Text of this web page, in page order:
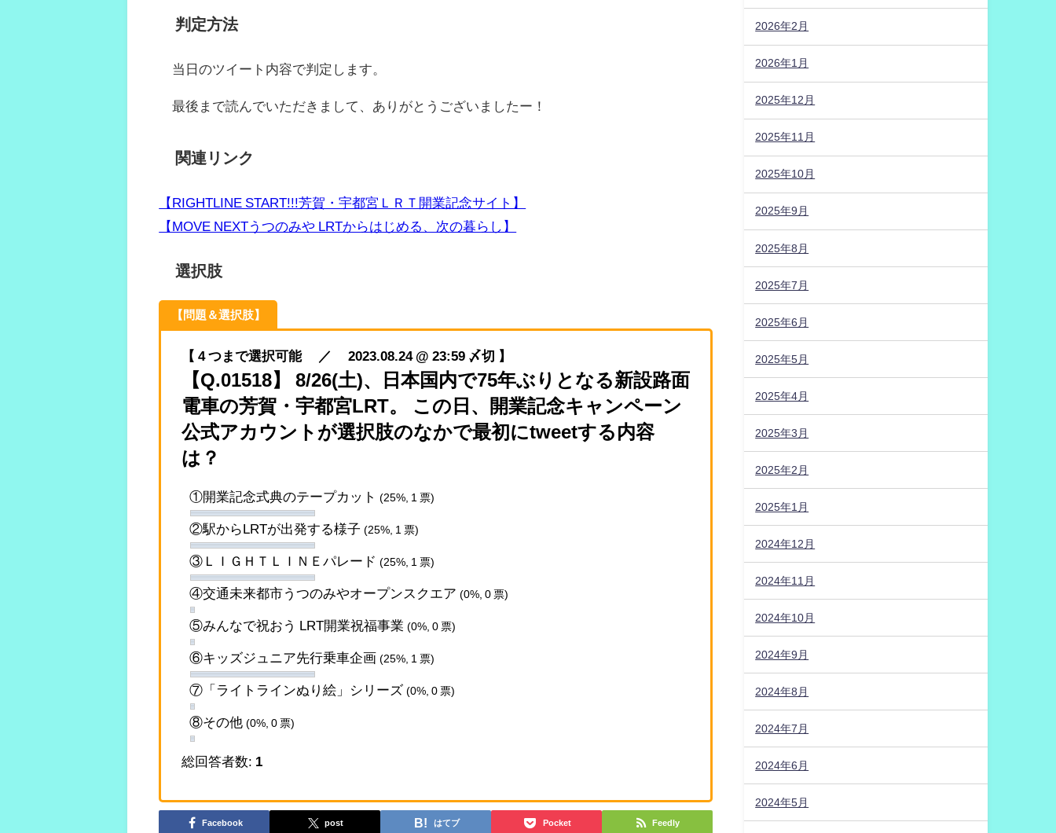
判定方法
当日のツイート内容で判定します。
最後まで読んでいただきまして、ありがとうございましたー！
関連リンク
【RIGHTLINE START!!!芳賀・宇都宮ＬＲＴ開業記念サイト】
【MOVE NEXTうつのみや LRTからはじめる、次の暮らし】
選択肢
【問題＆選択肢】
【 4 つまで選択可能 ／ 2023.08.24 @ 23:59 〆切 】
【Q.01518】 8/26(土)、日本国内で75年ぶりとなる新設路面
電車の芳賀・宇都宮LRT。 この日、開業記念キャンペーン
公式アカウントが選択肢のなかで最初にtweetする内容
は？
①開業記念式典のテープカット (25%, 1 票)
②駅からLRTが出発する様子 (25%, 1 票)
③ＬＩＧＨＴＬＩＮＥパレード (25%, 1 票)
④交通未来都市うつのみやオープンスクエア (0%, 0 票)
⑤みんなで祝おう LRT開業祝福事業 (0%, 0 票)
⑥キッズジュニア先行乗車企画 (25%, 1 票)
⑦「ライトラインぬり絵」シリーズ (0%, 0 票)
⑧その他 (0%, 0 票)
総回答者数: 1
Facebook post はてブ Pocket Feedly
2026年2月
2026年1月
2025年12月
2025年11月
2025年10月
2025年9月
2025年8月
2025年7月
2025年6月
2025年5月
2025年4月
2025年3月
2025年2月
2025年1月
2024年12月
2024年11月
2024年10月
2024年9月
2024年8月
2024年7月
2024年6月
2024年5月